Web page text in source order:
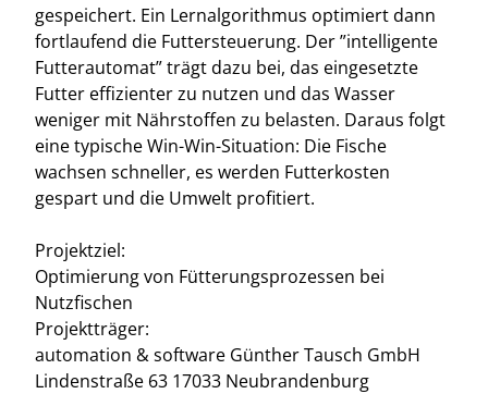
gespeichert. Ein Lernalgorithmus optimiert dann
fortlaufend die Futtersteuerung. Der ”intelligente
Futterautomat” trägt dazu bei, das eingesetzte
Futter effizienter zu nutzen und das Wasser
weniger mit Nährstoffen zu belasten. Daraus folgt
eine typische Win-Win-Situation: Die Fische
wachsen schneller, es werden Futterkosten
gespart und die Umwelt profitiert.
Projektziel:
Optimierung von Fütterungsprozessen bei
Nutzfischen
Projektträger:
automation & software Günther Tausch GmbH
Lindenstraße 63 17033 Neubrandenburg